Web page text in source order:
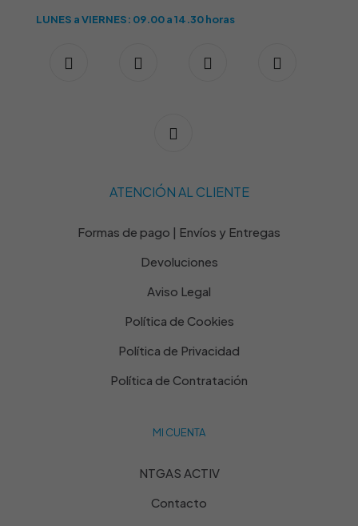
LUNES a VIERNES: 09.00 a 14.30 horas
ATENCIÓN AL CLIENTE
Formas de pago | Envíos y Entregas
Devoluciones
Aviso Legal
Política de Cookies
Política de Privacidad
Política de Contratación
MI CUENTA
NTGAS ACTIV
Contacto